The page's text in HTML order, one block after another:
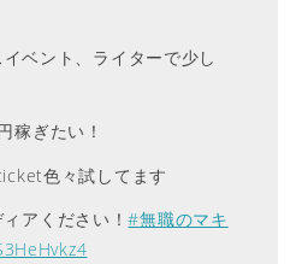
ベント、ライターで少し
稼ぎたい！
色々試してます
アください！#無職のマキ